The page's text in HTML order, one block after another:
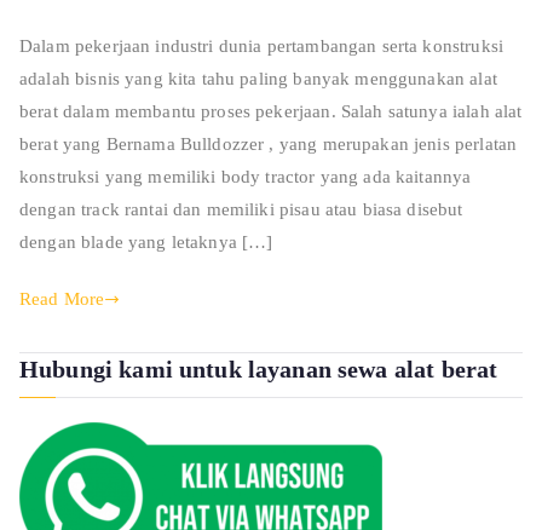
Dalam pekerjaan industri dunia pertambangan serta konstruksi
adalah bisnis yang kita tahu paling banyak menggunakan alat
berat dalam membantu proses pekerjaan. Salah satunya ialah alat
berat yang Bernama Bulldozzer , yang merupakan jenis perlatan
konstruksi yang memiliki body tractor yang ada kaitannya
dengan track rantai dan memiliki pisau atau biasa disebut
dengan blade yang letaknya […]
Read More
Hubungi kami untuk layanan sewa alat berat